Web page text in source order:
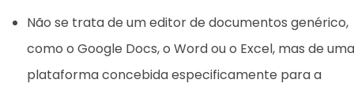
Não se trata de um editor de documentos genérico,
como o Google Docs, o Word ou o Excel, mas de uma
plataforma concebida especificamente para a